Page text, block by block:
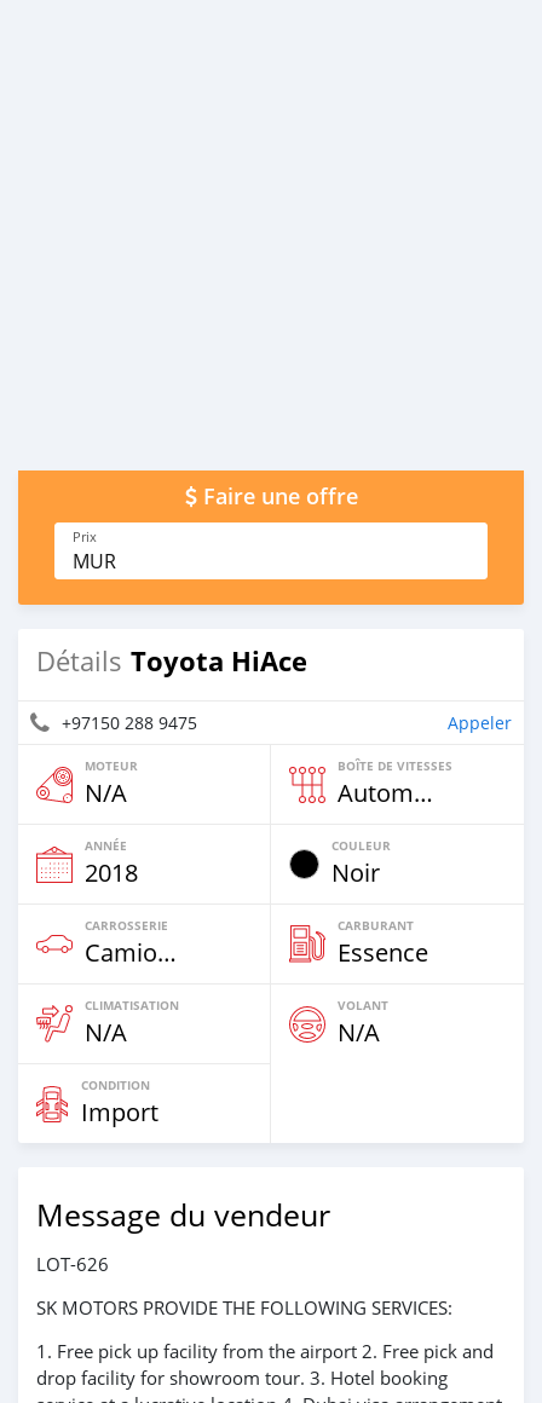
Faire une offre
Prix
MUR
Détails Toyota HiAce
+97150 288 9475 Appeler
MOTEUR
N/A
BOÎTE DE VITESSES
Automatique
ANNÉE
2018
COULEUR
Noir
CARROSSERIE
Camion De Plus De 7,5t
CARBURANT
Essence
CLIMATISATION
N/A
VOLANT
N/A
CONDITION
Import
Message du vendeur
LOT-626
SK MOTORS PROVIDE THE FOLLOWING SERVICES:
1. Free pick up facility from the airport 2. Free pick and
drop facility for showroom tour. 3. Hotel booking